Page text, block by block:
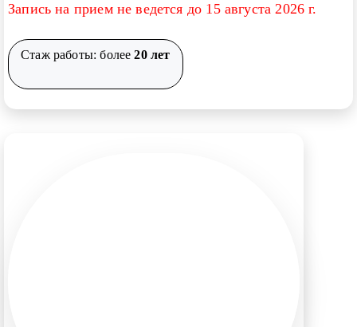
Запись на прием не ведется до 15 августа 2026 г.
Стаж работы: более20 лет